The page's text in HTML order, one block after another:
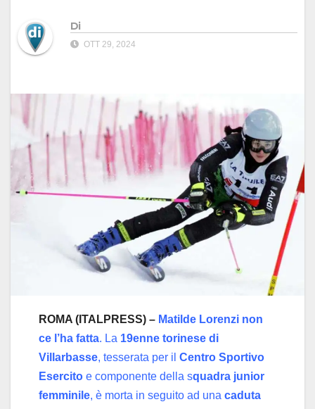
Di
OTT 29, 2024
ROMA (ITALPRESS) – Matilde Lorenzi non
ce l’ha fatta. La 19enne torinese di
Villarbasse, tesserata per il Centro Sportivo
Esercito e componente della squadra junior
femminile, è morta in seguito ad una caduta